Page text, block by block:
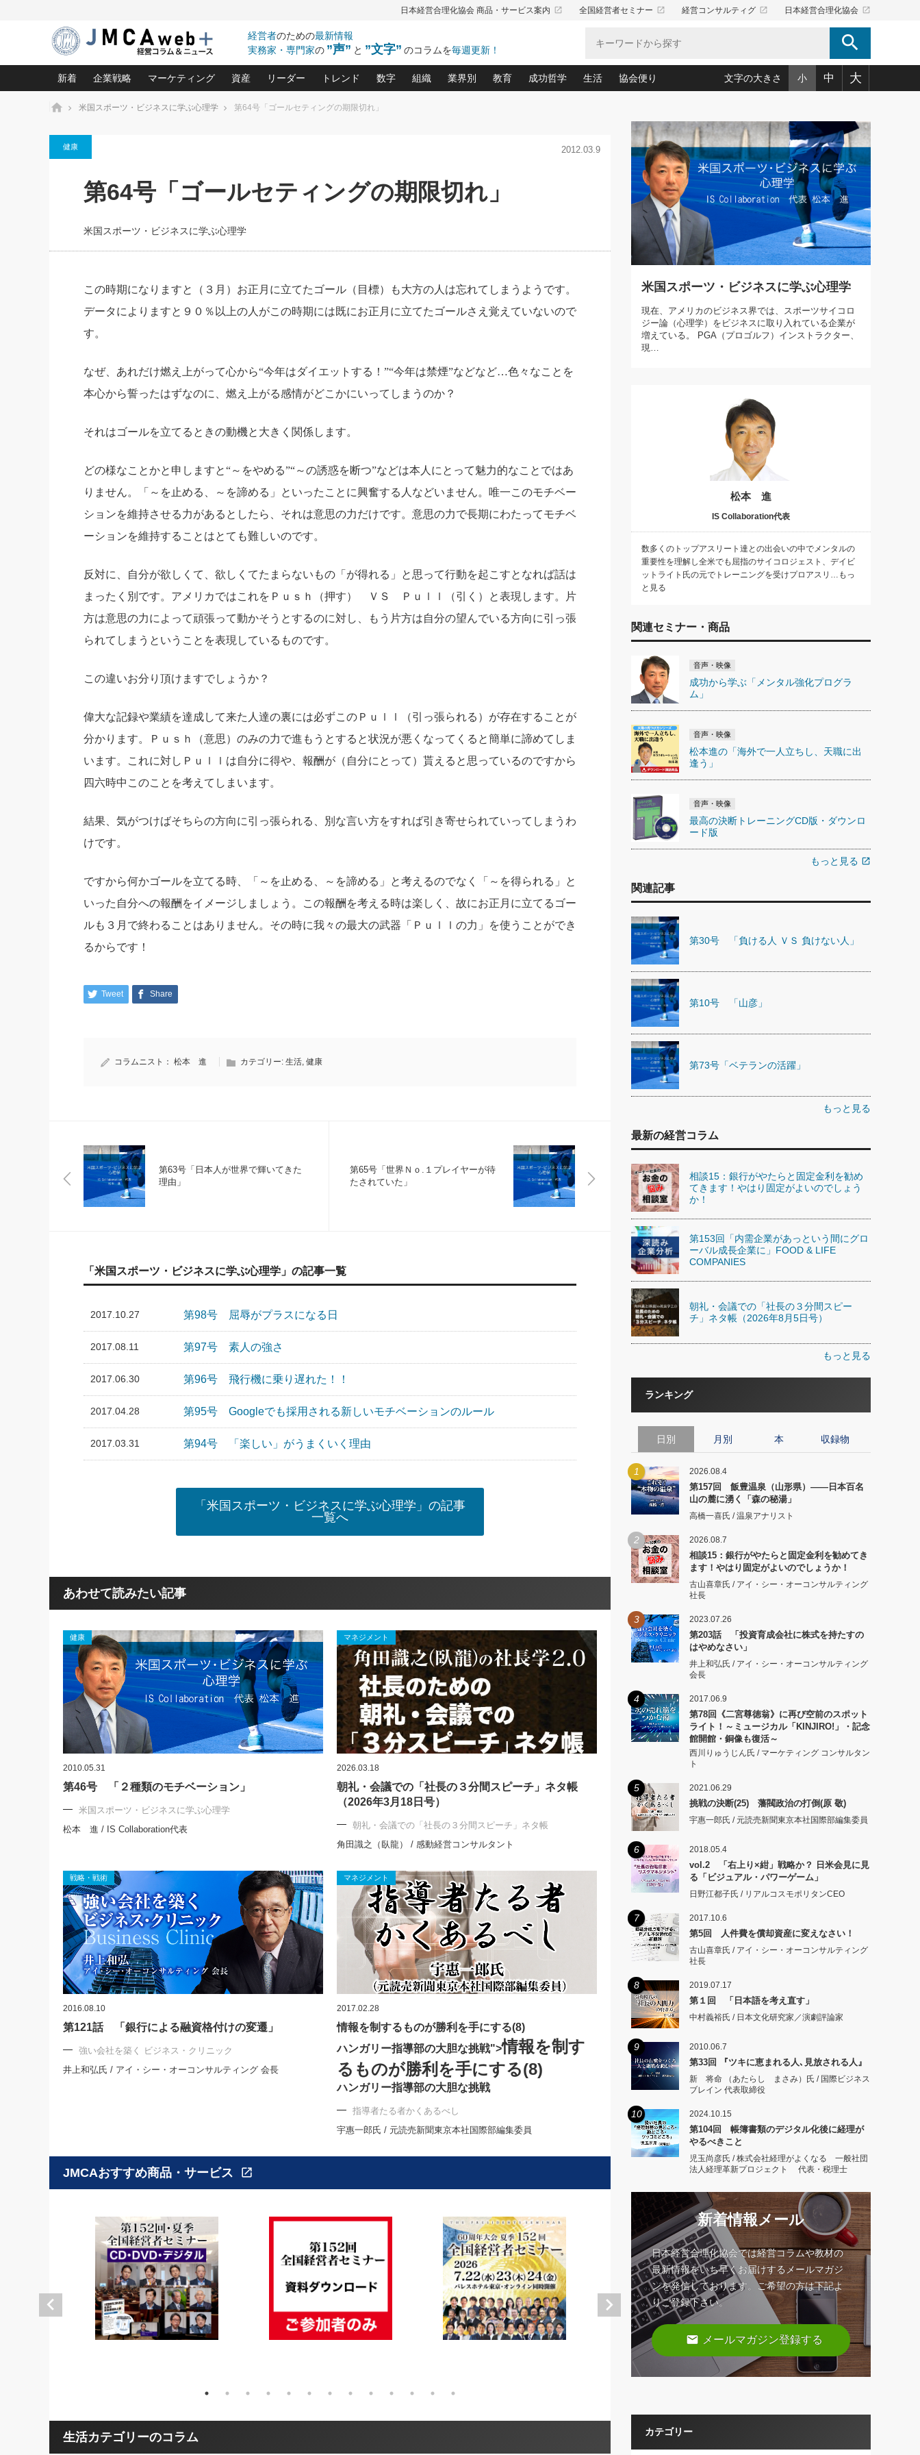
日本経営合理化協会 商品・サービス案内 launch 全国経営者セミナー launch 経営コンサルティグ launch 日本経営合理化協会 launch
経営者のための最新情報
実務家・専門家の ”声” と ”文字” のコラムを毎週更新！ search
新着
がよいのでしょうか！
2026.08.7
FOOD & LIFE COMPANIES
2026.08.5 2026.08.5
第86回 「言葉狩り」
もっとみる
企業戦略
強い会社を築く ビジネス・クリニック(240)
日本レーザー「人を大切にしながら利益を上げる経営」の極意
武器としてのM&A入門(3)
継続経営 百話百行(85)
野田久美子 香港ビジネス成功法(10)
マーケティング
ロングセラーの玉手箱(9)
は(5)
最高の自分を表現する 成功イメージ戦略(77)
資産
事業承継の前に、決めておきたい、知っておきたい、やってお
会社と社長のための資産管理講座(95)
リーダー
ピョートル・F・グジバチの『経営戦略の新常識』(12)
次もあなたにお願いしたいと思われる「一流の仕事術」(28)
社長の口ぐせ経営哲学(100)
トレンド
北村森の「今月のヒット商品」(109)
数字
おカネが残る決算書にするために、やっておきたいこと(34)
会社を守り抜くための緊急対策(100)
強い決算書の会社はココが違う！(36)
賢い社長の「経理財務の見どころ・勘どころ・ツッコミどこ
ろ」(149)
組織
職場の生産性を下げるハラスメントの予防策(10)
賃金決定の定石(68)
顧客・社員・社会から支持される「ウェルビーイング経営入
業界別
大久保一彦の“流行る”お店の仕組みづくり(210)
柿内幸夫─社長のための現場改善(174)
教育
あなただからお願いしたいと思われる 気配りの達人(127)
クレーム対応 実践マニュアル(92)
クレーム対応の新知識と新常識(57)
デキル社員に育てる！ 社員教育の決め手(203)
東川鷹年の「中小企業の人育て」(38)
欧米資産家に学ぶ二世教育(100)
社長のための“全員営業”(30)
成功哲学
中国哲学に学ぶ 不況は会社守成の好機(38)
令和時代の「社長の人間力の磨き方」(86)
先人の名句名言の教え 東洋思想に学ぶ経営学(132)
渡部昇一の「日本の指導者たち」(32)
経営に活かす“十八史略”(30)
生活
おのころ心平の ──社長のための「か・ら・だマネジメント」
(50)
デジタルＡＶを味方に！新・仕事術(180)
リーダー脳の鍛え方(32)
ワインを楽しむ基礎レッスン(12)
必読！社長が読むべき今月の4冊(88)
眼と耳で楽しむ読書術(162)
社長の「氣」(30)
米国スポーツ・ビジネスに学ぶ心理学(98)
高橋一喜の『これぞ！"本物の温泉"』(157)
協会便り
「愛読者通信」著者インタビュー(44)
ビジネス見聞録 経営ニュース(100)
作間信司の経営無形庵(けいえいむぎょうあん)(166)
経営セミナー情報局(1)
繁栄への着眼点 牟田太陽(76)
講話を聞いて学ぼう 実学・耳学・磨く「ミミガク」のすすめ
(7)
文字の大きさ 小 中 大
ホーム 米国スポーツ・ビジネスに学ぶ心理学 第64号「ゴールセティングの期限切れ」
健康 2012.03.9
第64号「ゴールセティングの期限切れ」
米国スポーツ・ビジネスに学ぶ心理学
この時期になりますと（３月）お正月に立てたゴール（目標）も大方の人は忘れてしまうようです。
データによりますと９０％以上の人がこの時期には既にお正月に立てたゴールさえ覚えていないので
す。
なぜ、あれだけ燃え上がって心から“今年はダイエットする！”“今年は禁煙”などなど…色々なことを
本心から誓ったはずなのに、燃え上がる感情がどこかにいってしまうのか？
それはゴールを立てるときの動機と大きく関係します。
どの様なことかと申しますと“～をやめる”“～の誘惑を断つ”などは本人にとって魅力的なことではあ
りません。
「～を止める、～を諦める」といったことに興奮する人などいません。 唯一このモチベー
ションを維持させる力があるとしたら、それは意思の力だけです。意思の力で長期にわたってモチベ
ーションを維持することはとても難しいのです。
反対に、自分が欲しくて、欲しくてたまらないもの「が得れる」と思って行動を起こすとなれば話は
まったく別です。 アメリカではこれをＰｕｓｈ（押す） ＶＳ Ｐｕｌｌ（引く）と表現します。
片
方は意思の力によって頑張って動かそうとするのに対し、もう片方は自分の望んでいる方向に引っ張
られてしまうということを表現しているものです。
この違いお分り頂けますでしょうか？
偉大な記録や業績を達成して来た人達の裏には必ずこのＰｕｌｌ（引っ張られる）が存在することが
分かります。
Ｐｕｓｈ（意思）のみの力で進もうとすると状況が悪くなってくると簡単に諦めてしま
います。
これに対しＰｕｌｌは自分に得や、報酬が（自分にとって）貰えると思っているのですから
四六時中このことを考えてしまいます。
結果、気がつけばそちらの方向に引っ張られる、別な言い方をすれば引き寄せられていってしまうわ
けです。
ですから何かゴールを立てる時、「～を止める、～を諦める」と考えるのでなく「～を得られる」と
いった自分への報酬をイメージしましょう。
この報酬を考える時は楽しく、故にお正月に立てるゴー
ルも３月で終わることはありません。 その時に我々の最大の武器「Ｐｕｌｌの力」を使うことができ
るからです！
Tweet Share
コラムニスト： 松本 進 カテゴリー: 生活, 健康
第63号「日本人が世界で輝いてきた
理由」
第65号「世界Ｎｏ.１プレイヤーが待
たされていた」
「米国スポーツ・ビジネスに学ぶ心理学」の記事一覧
2017.10.27 第98号 屈辱がプラスになる日
2017.08.11 第97号 素人の強さ
2017.06.30 第96号 飛行機に乗り遅れた！！
2017.04.28 第95号 Googleでも採用される新しいモチベーションのルール
2017.03.31 第94号 「楽しい」がうまくいく理由
「米国スポーツ・ビジネスに学ぶ心理学」の記事
一覧へ
あわせて読みたい記事
健康
2010.05.31
第46号 「２種類のモチベーション」
米国スポーツ・ビジネスに学ぶ心理学
松本 進 / IS Collaboration代表
マネジメント
2026.03.18
朝礼・会議での「社長の３分間スピーチ」ネタ帳
（2026年3月18日号）
朝礼・会議での「社長の３分間スピーチ」ネタ帳
角田識之（臥龍） / 感動経営コンサルタント
戦略・戦術
2016.08.10
第121話 「銀行による融資格付けの変遷」
強い会社を築く ビジネス・クリニック
井上和弘氏 / アイ・シー・オーコンサルティング 会長
マネジメント
2017.02.28
情報を制するものが勝利を手にする(8)
ハンガリー指導部の大胆な挑戦">情報を制す
るものが勝利を手にする(8)
ハンガリー指導部の大胆な挑戦
指導者たる者かくあるべし
宇惠一郎氏 / 元読売新聞東京本社国際部編集委員
JMCAおすすめ商品・サービス open_in_new
生活カテゴリーのコラム
米国スポーツ・ビジネスに学ぶ心理学
現在、アメリカのビジネス界では、スポーツサイコロ
ジー論（心理学）をビジネスに取り入れている企業が
増えている。 PGA（プロゴルフ）インストラクター、
現…
松本 進
IS Collaboration代表
数多くのトップアスリート達との出会いの中でメンタルの
重要性を理解し全米でも屈指のサイコロジェスト、デイビ
ットライト氏の元でトレーニングを受けプロアスリ…もっ
と見る
関連セミナー・商品
音声・映像
成功から学ぶ「メンタル強化プログラ
ム」
音声・映像
松本進の「海外で一人立ちし、天職に出
逢う」
音声・映像
最高の決断トレーニングCD版・ダウンロ
ード版
もっと見る open_in_new
関連記事
第30号 「負ける人 ＶＳ 負けない人」
第10号 「山彦」
第73号「ベテランの活躍」
もっと見る
最新の経営コラム
相談15：銀行がやたらと固定金利を勧め
てきます！やはり固定がよいのでしょう
か！
第153回「内需企業があっという間にグロ
ーバル成長企業に」FOOD & LIFE
COMPANIES
朝礼・会議での「社長の３分間スピー
チ」ネタ帳（2026年8月5日号）
もっと見る
ランキング
日別 月別 本 収録物
1 2026.08.4
第157回 飯豊温泉（山形県）――日本百名
山の麓に湧く「森の秘湯」
高橋一喜氏 / 温泉アナリスト
2 2026.08.7
相談15：銀行がやたらと固定金利を勧めてき
ます！やはり固定がよいのでしょうか！
古山喜章氏 / アイ・シー・オーコンサルティング
社長
3 2023.07.26
第203話 「投資育成会社に株式を持たすの
はやめなさい」
井上和弘氏 / アイ・シー・オーコンサルティング
会長
4 2017.06.9
第78回《二宮尊徳翁》に再び空前のスポット
ライト！～ミュージカル「KINJIRO!」・記念
館開館・銅像も復活～
西川りゅうじん氏 / マーケティング コンサルタン
ト
5 2021.06.29
挑戦の決断(25) 藩閥政治の打倒(原 敬)
宇惠一郎氏 / 元読売新聞東京本社国際部編集委員
6 2018.05.4
vol.2 「右上り×紺」戦略か？ 日米会見に見
る「ビジュアル・パワーゲーム」
日野江都子氏 / リアルコスモポリタンCEO
7 2017.10.6
第5回 人件費を償却資産に変えなさい！
古山喜章氏 / アイ・シー・オーコンサルティング
社長
8 2019.07.17
第１回 「日本語を考え直す」
中村義裕氏 / 日本文化研究家／演劇評論家
9 2010.06.7
第33回 『ツキに恵まれる人､見放される人』
新 将命 （あたらし まさみ）氏 / 国際ビジネス
ブレイン 代表取締役
10 2024.10.15
第104回 帳簿書類のデジタル化後に経理が
やるべきこと
児玉尚彦氏 / 株式会社経理がよくなる 一般社団
法人経理革新プロジェクト 代表・税理士
新着情報メール
日本経営合理化協会では経営コラムや教材の
最新情報をいち早くお届けするメールマガジ
ンを発信しております。ご希望の方は下記よ
りご登録下さい。
email メールマガジン登録する
カテゴリー